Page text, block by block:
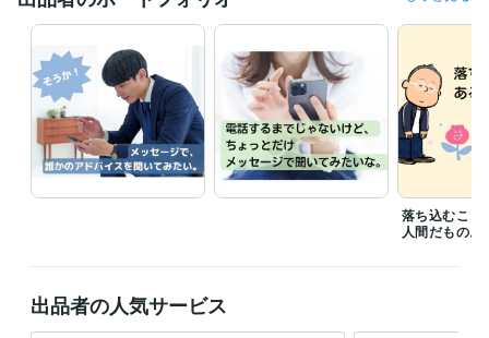
落ち込むこと
人間だもの。
出品者の人気サービス